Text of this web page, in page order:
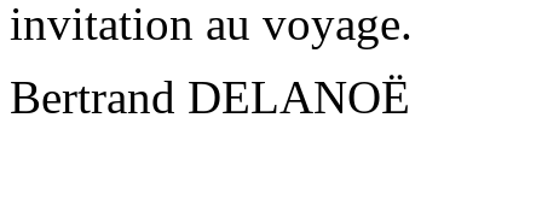
invitation au voyage.
Bertrand DELANOË